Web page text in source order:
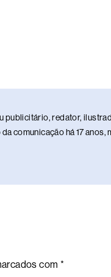
redator,
comunicação há 17
com *